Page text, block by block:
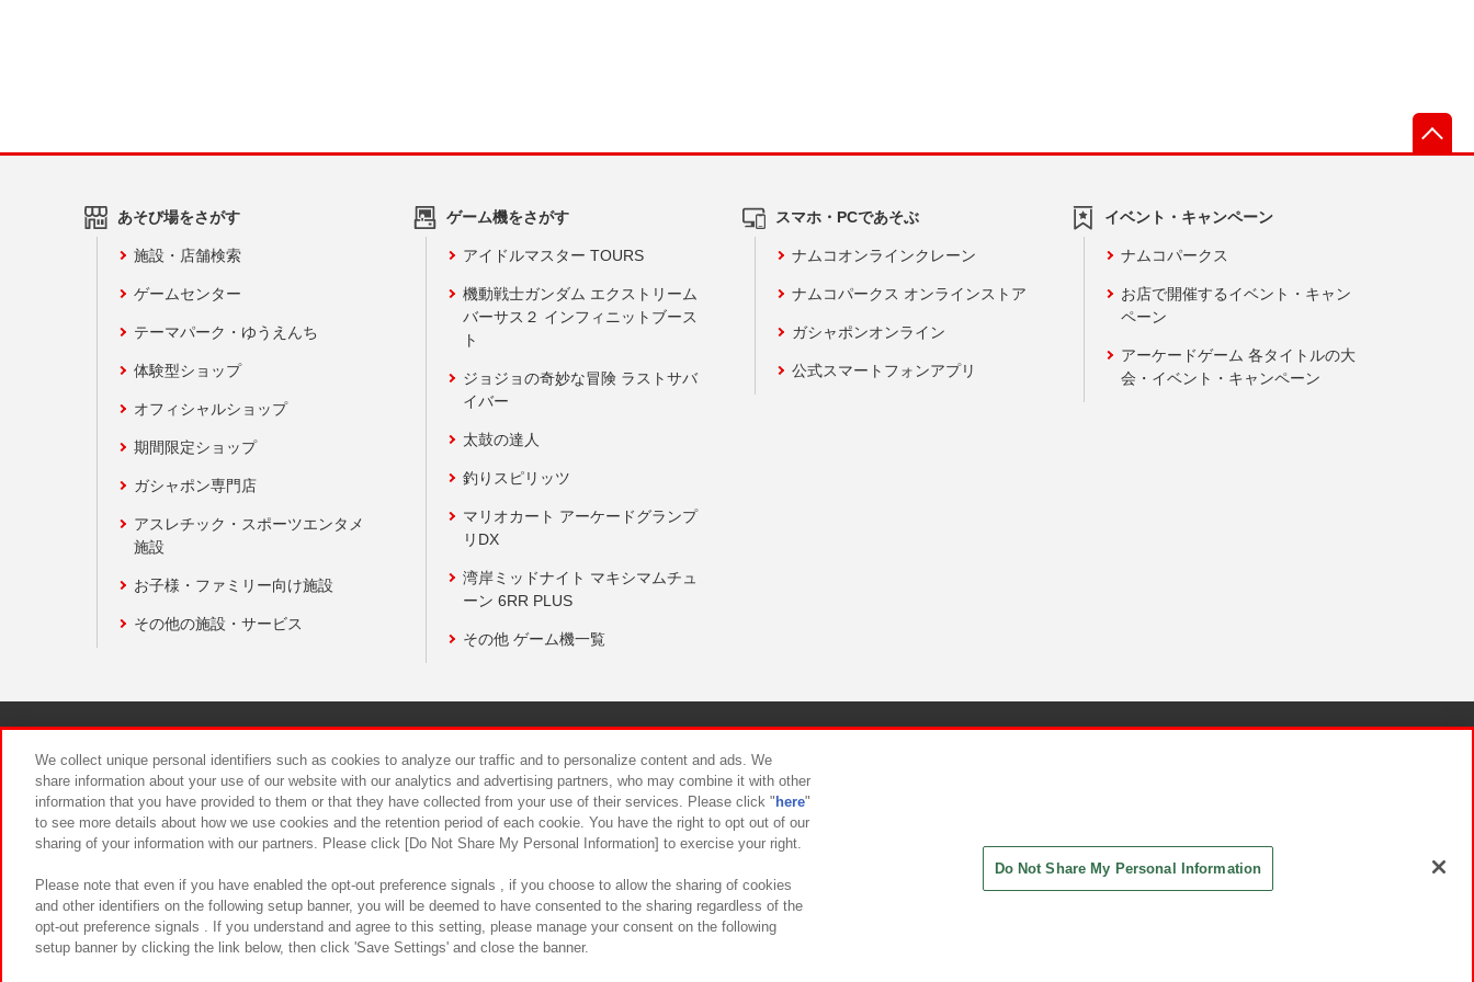
あそび場をさがす
施設・店舗検索
ゲームセンター
テーマパーク・ゆうえんち
体験型ショップ
オフィシャルショップ
期間限定ショップ
ガシャポン専門店
アスレチック・スポーツエンタメ
施設
お子様・ファミリー向け施設
その他の施設・サービス
ゲーム機をさがす
アイドルマスター TOURS
機動戦士ガンダム エクストリーム
バーサス２ インフィニットブース
ト
ジョジョの奇妙な冒険 ラストサバ
イバー
太鼓の達人
釣りスピリッツ
マリオカート アーケードグランプ
リDX
湾岸ミッドナイト マキシマムチュ
ーン 6RR PLUS
その他 ゲーム機一覧
スマホ・PCであそぶ
ナムコオンラインクレーン
ナムコパークス オンラインストア
ガシャポンオンライン
公式スマートフォンアプリ
イベント・キャンペーン
ナムコパークス
お店で開催するイベント・キャン
ペーン
アーケードゲーム 各タイトルの大
会・イベント・キャンペーン
食品のご提供について カスタマーハラスメント対応方針
We collect unique personal identifiers such as cookies to analyze our traffic and to personalize content and ads. We
share information about your use of our website with our analytics and advertising partners, who may combine it with other
information that you have provided to them or that they have collected from your use of their services. Please click " here"
to see more details about how we use cookies and the retention period of each cookie. You have the right to opt out of our
sharing of your information with our partners. Please click [Do Not Share My Personal Information] to exercise your right.
Please note that even if you have enabled the opt-out preference signals , if you choose to allow the sharing of cookies
and other identifiers on the following setup banner, you will be deemed to have consented to the sharing regardless of the
opt-out preference signals . If you understand and agree to this setting, please manage your consent on the following
setup banner by clicking the link below, then click 'Save Settings' and close the banner.
Do Not Share My Personal Information